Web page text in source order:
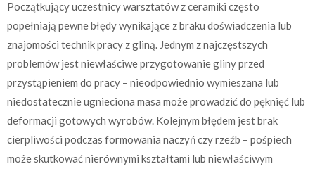
Początkujący uczestnicy warsztatów z ceramiki często
popełniają pewne błędy wynikające z braku doświadczenia lub
znajomości technik pracy z gliną. Jednym z najczęstszych
problemów jest niewłaściwe przygotowanie gliny przed
przystąpieniem do pracy – nieodpowiednio wymieszana lub
niedostatecznie ugnieciona masa może prowadzić do pęknięć lub
deformacji gotowych wyrobów. Kolejnym błędem jest brak
cierpliwości podczas formowania naczyń czy rzeźb – pośpiech
może skutkować nierównymi kształtami lub niewłaściwym